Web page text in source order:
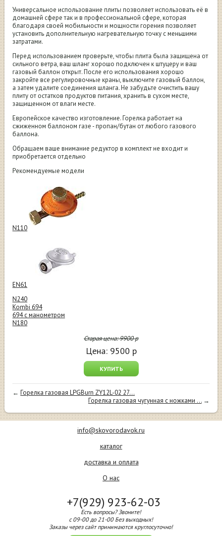
Универсальное использование плиты позволяет использовать её в
домашней сфере так и в профессиональной сфере, которая
благодаря своей мобильности и мощности горения позволяет
установить дополнительную нагревательную точку с меньшими
затратами.
Перед использованием проверьте, чтобы плита была защищена от
сильного ветра, ваш шланг хорошо подключен к штуцеру и ваш
газовый баллон открыт. После его использования хорошо
закройте все регулировочные краны, выключите газовый баллон,
а затем удалите соединения шланга. Не забудьте очистить вашу
плиту от остатков продуктов питания, хранить в сухом месте,
защищенном от влаги месте.
Европейское качество изготовление. Горелка работает на
сжиженном баллоном газе - пропан/бутан от любого газового
баллона.
Обращаем ваше внимание редуктор в комплект не входит и
приобретается отдельно
Рекомендуемые модели
N110
EN61
N240
Kombi 694
694 c манометром
N180
Старая цена:9900р
Цена: 9500 р
КУПИТЬ
←Горелка газовая LPGBurn ZY12L-02 27...
Горелка газовая чугунная с ножками ...→
info@skovorodavok.ru
каталог
доставка и оплата
О нас
+7(929) 923-62-03
Есть вопросы? Звоните!
с 09-00 до 21-00 Без выходных!
Заказы через сайт принимаются круглосуточно!